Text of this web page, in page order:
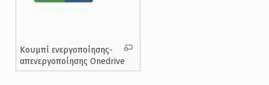
Κουμπί ενεργοποίησης-
απενεργοποίησης Onedrive